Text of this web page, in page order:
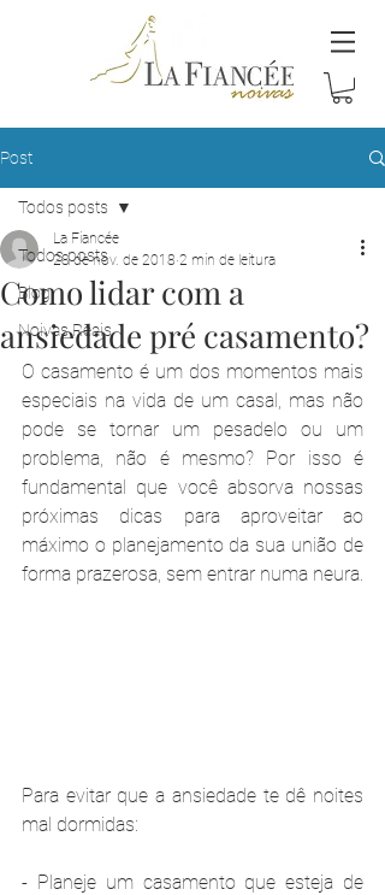
Post
Todos posts
Blog
Noivas Reais
Todos posts
Como lidar com a
ansiedade pré casamento?
La Fiancée
28 de nov. de 2018 2 min de leitura
O casamento é um dos momentos mais
especiais na vida de um casal, mas não
pode se tornar um pesadelo ou um
problema, não é mesmo? Por isso é
fundamental que você absorva nossas
próximas dicas para aproveitar ao
máximo o planejamento da sua união de
forma prazerosa, sem entrar numa neura.
Para evitar que a ansiedade te dê noites
mal dormidas:
- Planeje um casamento que esteja de